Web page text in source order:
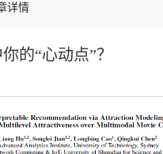
详情
的“心动点”？